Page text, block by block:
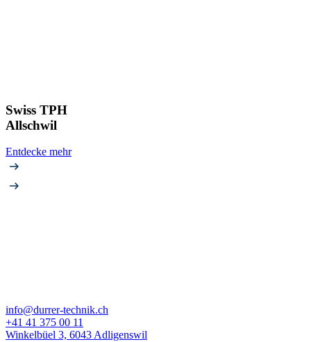
Swiss TPH
Allschwil
Entdecke mehr
info@durrer-technik.ch
+41 41 375 00 11
Winkelbüel 3, 6043 Adligenswil